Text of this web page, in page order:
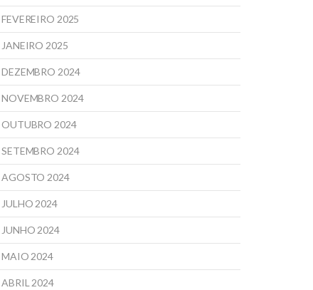
FEVEREIRO 2025
JANEIRO 2025
DEZEMBRO 2024
NOVEMBRO 2024
OUTUBRO 2024
SETEMBRO 2024
AGOSTO 2024
JULHO 2024
JUNHO 2024
MAIO 2024
ABRIL 2024